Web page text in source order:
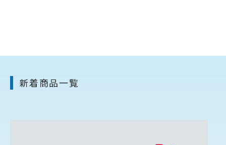
新着商品一覧